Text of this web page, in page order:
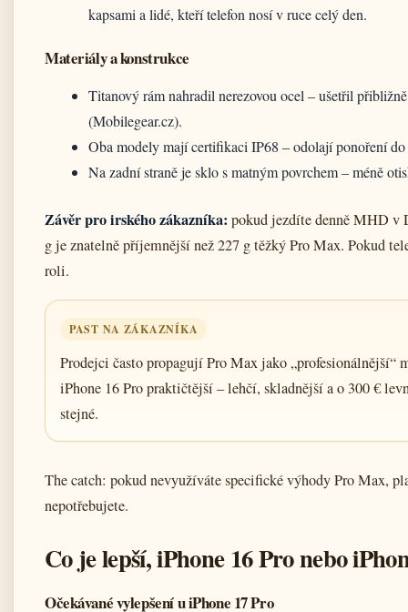
kapsami a lidé, kteří telefon nosí v ruce celý den.
Materiály a konstrukce
Titanový rám nahradil nerezovou ocel – ušetřil
(Mobilegear.cz).
Oba modely mají certifikaci IP68 – odolají ponoření
Na zadní straně je sklo s matným povrchem – méně
Závěr pro irského zákazníka: pokud jezdíte denně MHD v
g je znatelně příjemnější než 227 g těžký Pro Max. Pokud
roli.
PAST NA ZÁKAZNÍKA
Prodejci často propagují Pro Max jako „profesionálnější“
iPhone 16 Pro praktičtější – lehčí, skladnější a o 300 €
stejné.
The catch: pokud nevyužíváte specifické výhody Pro Max,
nepotřebujete.
Co je lepší, iPhone 16 Pro nebo
Očekávané vylepšení u iPhone 17 Pro